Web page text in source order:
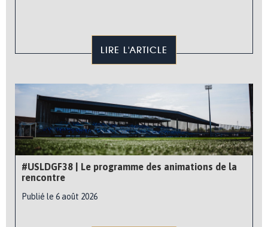
LIRE L'ARTICLE
#USLDGF38 | Le programme des animations de la
rencontre
Publié le 6 août 2026